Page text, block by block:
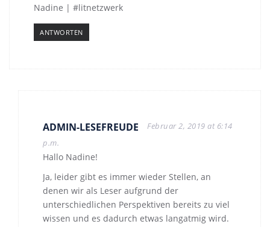
Nadine | #litnetzwerk
ANTWORTEN
ADMIN-LESEFREUDE
Februar 2, 2019 at 6:14
p.m.
Hallo Nadine!
Ja, leider gibt es immer wieder Stellen, an
denen wir als Leser aufgrund der
unterschiedlichen Perspektiven bereits zu viel
wissen und es dadurch etwas langatmig wird.